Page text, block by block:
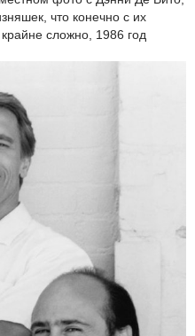
что конечно с их
сложно, 1986 год